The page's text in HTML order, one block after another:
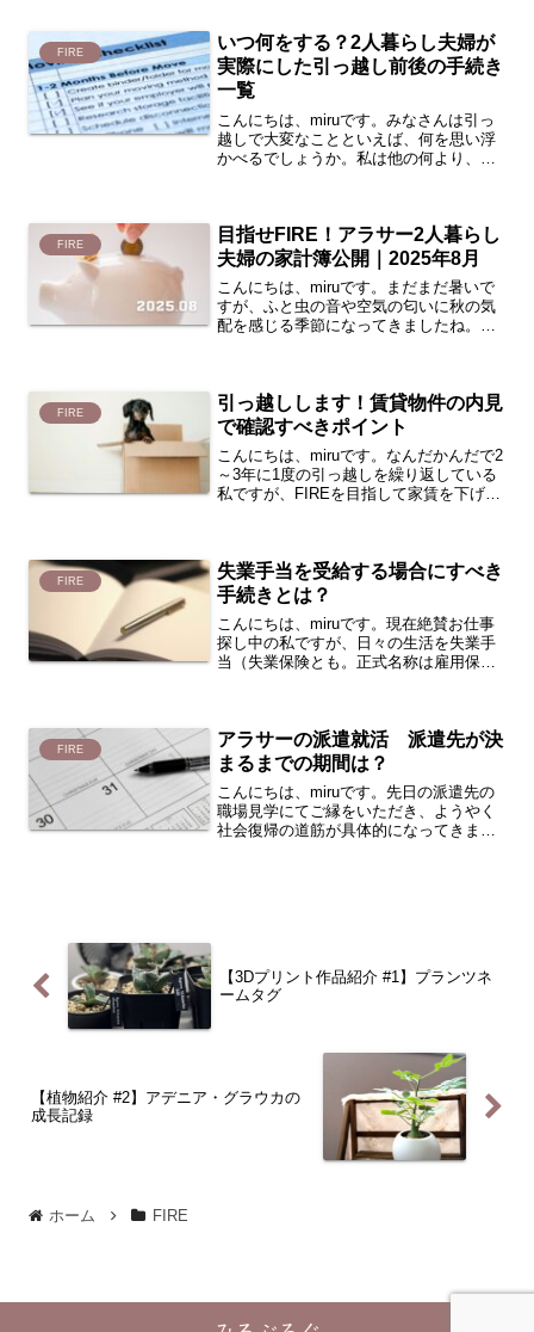
簿を公開したいと思...
FIRE
いつ何をする？2人暮らし夫婦が
実際にした引っ越し前後の手続き
一覧
こんにちは、miruです。みなさんは引っ
越しで大変なことといえば、何を思い浮
かべるでしょうか。私は他の何より、引
TODOをピックアッ...
FIRE
目指せFIRE！アラサー2人暮らし
夫婦の家計簿公開｜2025年8月
こんにちは、miruです。まだまだ暑いで
すが、ふと虫の音や空気の匂いに秋の気
配を感じる季節になってきましたね。さ
婦のお財布事...
FIRE
引っ越しします！賃貸物件の内見
で確認すべきポイント
こんにちは、miruです。なんだかんだで2
～3年に1度の引っ越しを繰り返している
私ですが、FIREを目指して家賃を下げる
わくしますが、...
FIRE
失業手当を受給する場合にすべき
手続きとは？
こんにちは、miruです。現在絶賛お仕事
探し中の私ですが、日々の生活を失業手
当（失業保険とも。正式名称は雇用保険
経験で、受給の手続...
FIRE
アラサーの派遣就活 派遣先が決
まるまでの期間は？
こんにちは、miruです。先日の派遣先の
職場見学にてご縁をいただき、ようやく
社会復帰の道筋が具体的になってきまし
【3Dプリント作品紹介 #1】プランツネ
ームタグ
【植物紹介 #2】アデニア・グラウカの
成長記録
ホーム FIRE